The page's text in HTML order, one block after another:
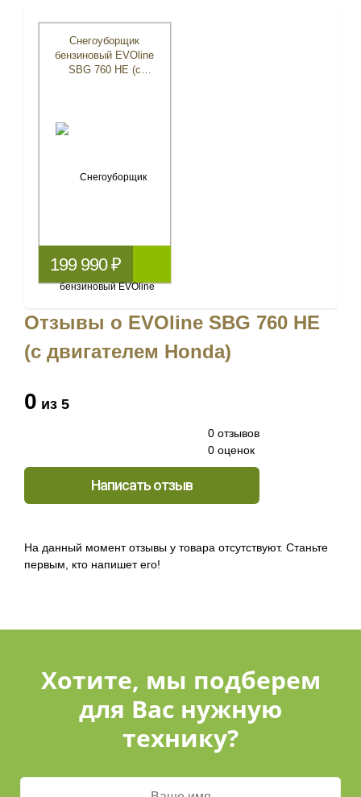
Снегоуборщик
бензиновый EVOline
SBG 760 HE (с
199 990 ₽
Отзывы о EVOline SBG 760 HE
(с двигателем Honda)
0 из 5
0 отзывов
0 оценок
Написать отзыв
На данный момент отзывы у товара отсутствуют. Станьте
первым, кто напишет его!
Хотите, мы подберем
для Вас нужную
технику?